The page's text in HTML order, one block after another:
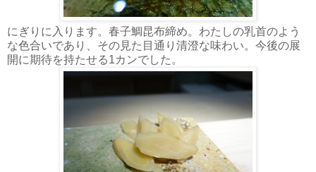
にぎりに入ります。春子鯛昆布締め。わたしの乳首のよう
な色合いであり、その見た目通り清澄な味わい。今後の展
開に期待を持たせる1カンでした。